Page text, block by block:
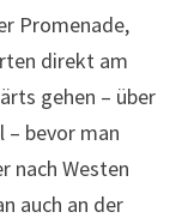
Promenade,
direkt am
gehen – über
– bevor man
nach Westen
auch an der